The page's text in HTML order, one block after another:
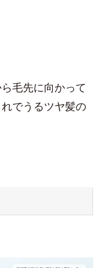
毛先に向かって
でうるツヤ髪の